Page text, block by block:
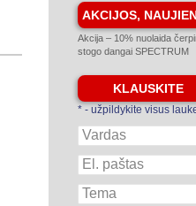
AKCIJOS,
Akcija – 10% nuolaida
stogo dangai SPECTRUM
KLAUSKITE
* - užpildykite visus